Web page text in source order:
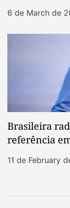
6 de March de
Brasileira
referência
11 de February